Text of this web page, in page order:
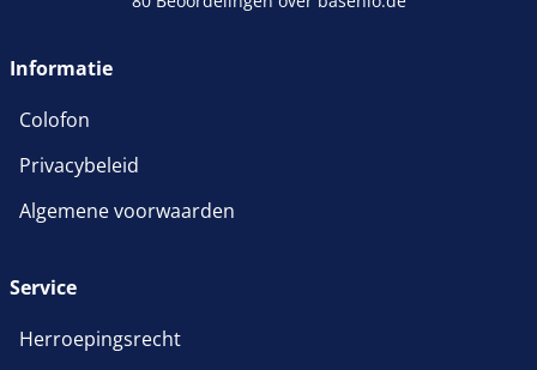
Informatie
Colofon
Privacybeleid
Algemene voorwaarden
Service
Herroepingsrecht